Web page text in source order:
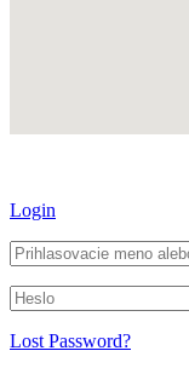
Login
Lost Password?